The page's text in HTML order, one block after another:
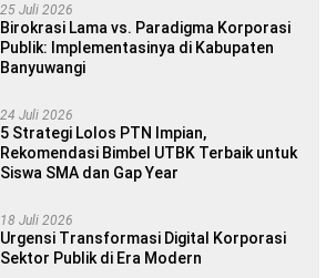
25 Juli 2026
Birokrasi Lama vs. Paradigma Korporasi
Publik: Implementasinya di Kabupaten
Banyuwangi
24 Juli 2026
5 Strategi Lolos PTN Impian,
Rekomendasi Bimbel UTBK Terbaik untuk
Siswa SMA dan Gap Year
18 Juli 2026
Urgensi Transformasi Digital Korporasi
Sektor Publik di Era Modern